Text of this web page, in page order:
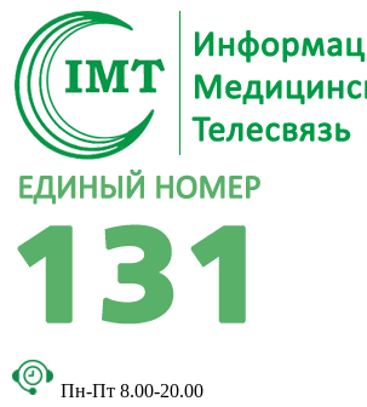
Пн-Пт 8.00-20.00